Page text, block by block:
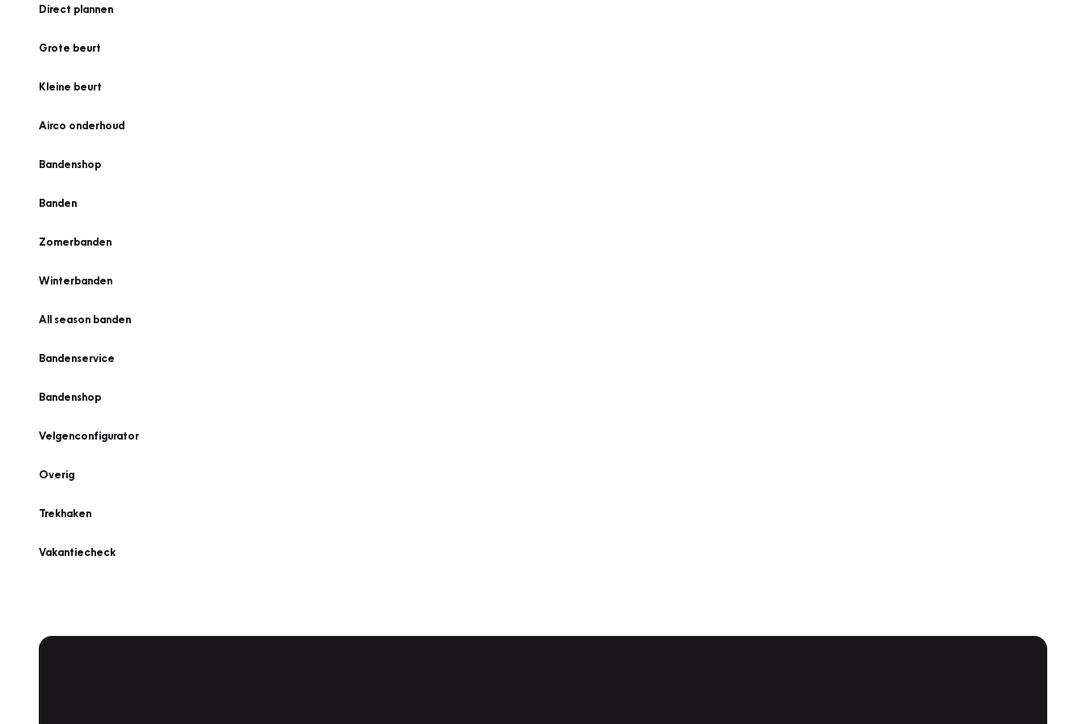
Direct plannen
Grote beurt
Kleine beurt
Airco onderhoud
Bandenshop
Banden
Zomerbanden
Winterbanden
All season banden
Bandenservice
Bandenshop
Velgenconfigurator
Overig
Trekhaken
Vakantiecheck